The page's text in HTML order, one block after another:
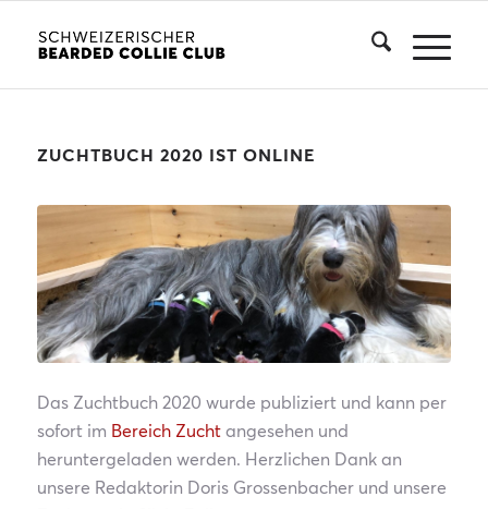
ZUCHTBUCH 2020 IST ONLINE
Das Zuchtbuch 2020 wurde publiziert und kann per
sofort im Bereich Zuchtangesehen und
heruntergeladen werden. Herzlichen Dank an
unsere Redaktorin Doris Grossenbacher und unsere